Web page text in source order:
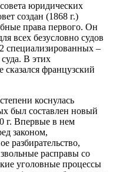
юридических
создан (1868 г.)
права первого. Он
всех безусловно судов
специализированных –
В этих
сказался французский
коснулась
был составлен новый
г. Впервые в нем
законом,
разбирательство,
расправы со
уголовные процессы